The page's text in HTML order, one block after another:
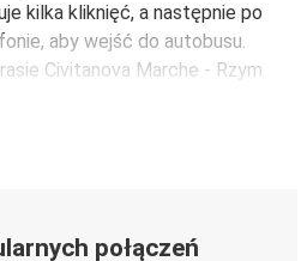
kilka kliknięć, a następnie po
aby wejść do autobusu.
Civitanova Marche - Rzym
i świąt. Aby
połączeń